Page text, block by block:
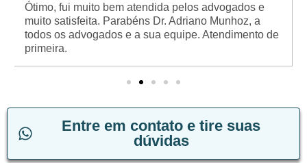
Ótimo, fui muito bem atendida pelos advogados e
muito satisfeita. Parabéns Dr. Adriano Munhoz, a
todos os advogados e a sua equipe. Atendimento de
primeira.
Entre em contato e tire suas
dúvidas